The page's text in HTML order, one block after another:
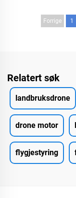
Forrige 1
Relatert søk
landbruksdrone
drone motor
flygjestyring